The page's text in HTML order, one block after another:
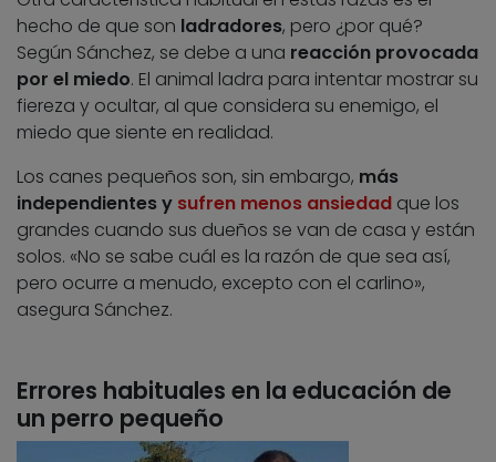
hecho de que son ladradores, pero ¿por qué?
Según Sánchez, se debe a una reacción provocada
por el miedo. El animal ladra para intentar mostrar su
fiereza y ocultar, al que considera su enemigo, el
miedo que siente en realidad.
Los canes pequeños son, sin embargo, más
independientes y sufren menos ansiedad que los
grandes cuando sus dueños se van de casa y están
solos. «No se sabe cuál es la razón de que sea así,
pero ocurre a menudo, excepto con el carlino»,
asegura Sánchez.
Errores habituales en la educación de
un perro pequeño